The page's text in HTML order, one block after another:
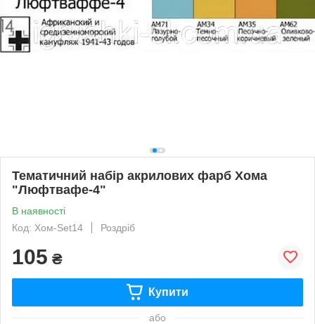
Тематичний набір акрилових фарб Хома
"Люфтвафе-4"
В наявності
Код: Хом-Set14
Роздріб
105 ₴
Купити
або